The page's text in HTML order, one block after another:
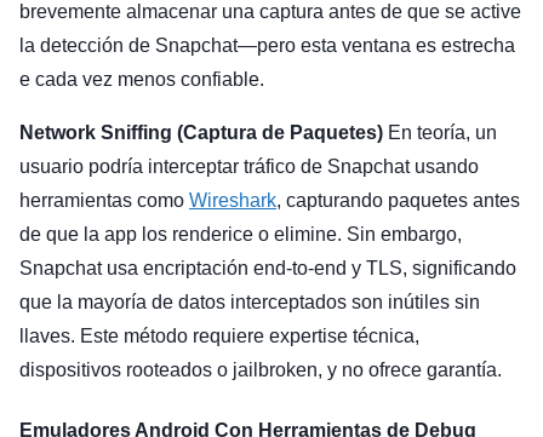
brevemente almacenar una captura antes de que se active
la detección de Snapchat—pero esta ventana es estrecha
e cada vez menos confiable.
Network Sniffing (Captura de Paquetes) En teoría, un
usuario podría interceptar tráfico de Snapchat usando
herramientas como Wireshark, capturando paquetes antes
de que la app los renderice o elimine. Sin embargo,
Snapchat usa encriptación end-to-end y TLS, significando
que la mayoría de datos interceptados son inútiles sin
llaves. Este método requiere expertise técnica,
dispositivos rooteados o jailbroken, y no ofrece garantía.
Emuladores Android Con Herramientas de Debug